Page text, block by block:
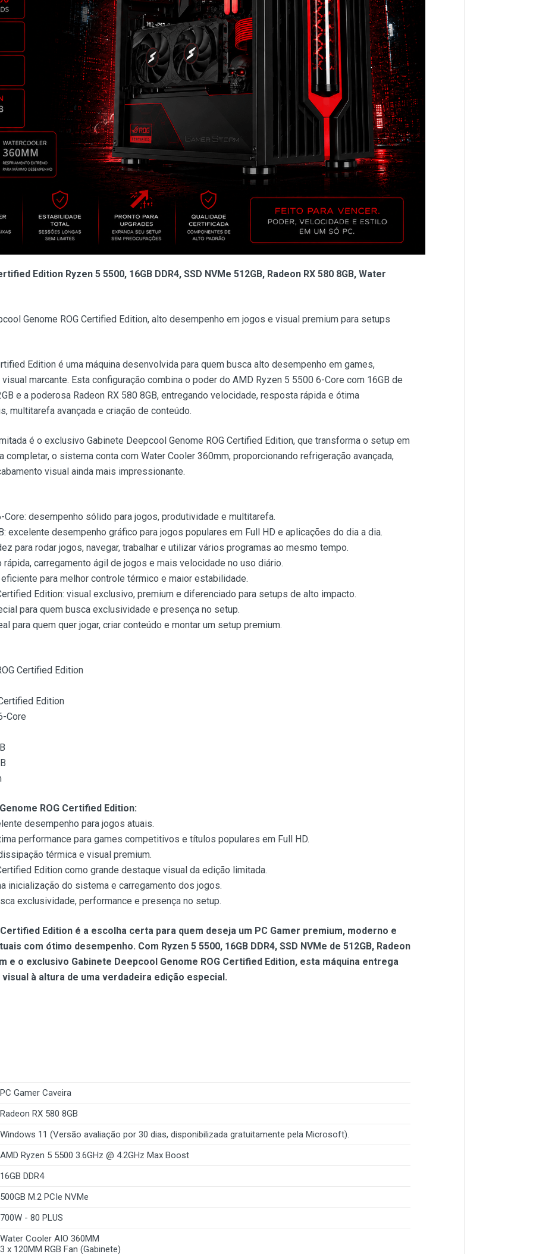
Edition Ryzen 5 5500, 16GB DDR4, SSD NVMe 512GB, Radeon RX 580 8GB, Water
Genome ROG Certified Edition, alto desempenho em jogos e visual premium para setups
Edition é uma máquina desenvolvida para quem busca alto desempenho em games,
marcante. Esta configuração combina o poder do AMD Ryzen 5 5500 6-Core com 16GB de
e a poderosa Radeon RX 580 8GB, entregando velocidade, resposta rápida e ótima
multitarefa avançada e criação de conteúdo.
é o exclusivo Gabinete Deepcool Genome ROG Certified Edition, que transforma o setup em
completar, o sistema conta com Water Cooler 360mm, proporcionando refrigeração avançada,
visual ainda mais impressionante.
desempenho sólido para jogos, produtividade e multitarefa.
excelente desempenho gráfico para jogos populares em Full HD e aplicações do dia a dia.
para rodar jogos, navegar, trabalhar e utilizar vários programas ao mesmo tempo.
carregamento ágil de jogos e mais velocidade no uso diário.
para melhor controle térmico e maior estabilidade.
Edition: visual exclusivo, premium e diferenciado para setups de alto impacto.
para quem busca exclusividade e presença no setup.
para quem quer jogar, criar conteúdo e montar um setup premium.
Certified Edition
Edition
Core
ROG Certified Edition:
desempenho para jogos atuais.
performance para games competitivos e títulos populares em Full HD.
térmica e visual premium.
Edition como grande destaque visual da edição limitada.
inicialização do sistema e carregamento dos jogos.
exclusividade, performance e presença no setup.
Certified Edition é a escolha certa para quem deseja um PC Gamer premium, moderno e
com ótimo desempenho. Com Ryzen 5 5500, 16GB DDR4, SSD NVMe de 512GB, Radeon
e o exclusivo Gabinete Deepcool Genome ROG Certified Edition, esta máquina entrega
à altura de uma verdadeira edição especial.
PC Gamer Caveira
Radeon RX 580 8GB
Windows 11 (Versão avaliação por 30 dias, disponibilizada gratuitamente pela Microsoft).
AMD Ryzen 5 5500 3.6GHz @ 4.2GHz Max Boost
16GB DDR4
500GB M.2 PCIe NVMe
700W - 80 PLUS
Water Cooler AIO 360MM
3 x 120MM RGB Fan (Gabinete)